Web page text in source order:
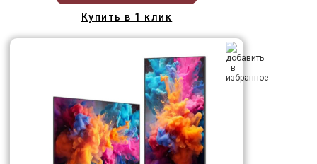
Купить в 1 клик